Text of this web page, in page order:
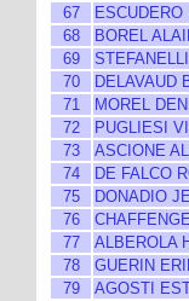
67
ESCUDERO
68
BOREL
69
70
DELAVAUD
71
MOREL
72
PUGLIESI
73
ASCIONE
74
DE FALCO
75
DONADIO
76
77
ALBEROLA
78
GUERIN
79
AGOSTI